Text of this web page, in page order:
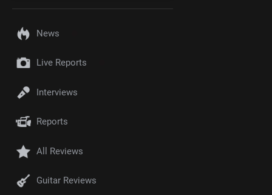
News
Live Reports
Interviews
Reports
All Reviews
Guitar Reviews